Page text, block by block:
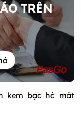
TRÊN
kem bạc hà mát